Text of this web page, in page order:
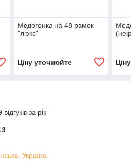
Медогонка на 48 рамок
"люкс"
Ціну уточнюйте
за рік
Україна